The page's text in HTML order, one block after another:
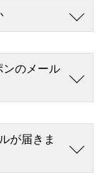
ンのメール
が届きま